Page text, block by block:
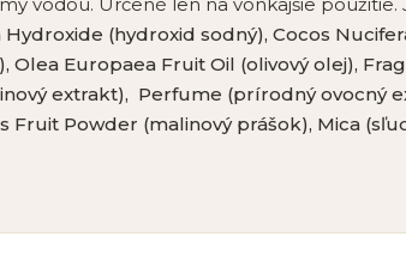
Hydroxide (hydroxid sodný), Cocos
Europaea Fruit Oil (olivový olej),
extrakt), Perfume (prírodný ovocný
Fruit Powder (malinový prášok), Mica